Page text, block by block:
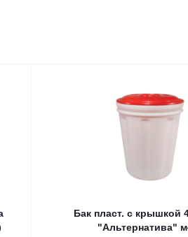
Бак пласт. с крышкой
"Альтернатива"